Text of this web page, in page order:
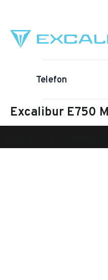
Telefon
Excalibur E750